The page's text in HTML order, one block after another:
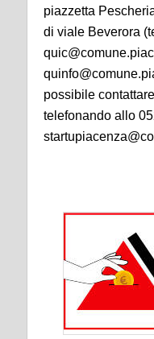
piazzetta
di viale Beverora
possibile
telefonando allo